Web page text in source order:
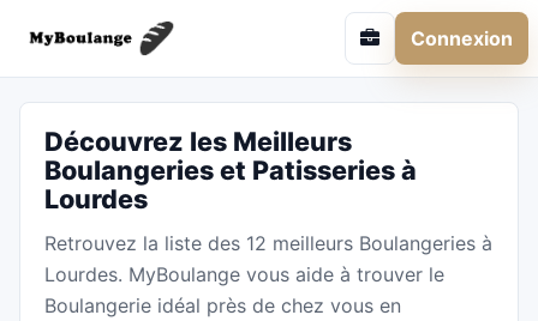
Connexion
Découvrez les Meilleurs
Boulangeries et Patisseries à
Lourdes
Retrouvez la liste des 12 meilleurs Boulangeries à
Lourdes. MyBoulange vous aide à trouver le
Boulangerie idéal près de chez vous en